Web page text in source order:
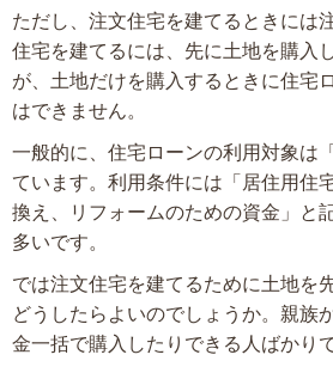
ただし、注文住宅を建てるときには
住宅を建てるには、先に土地を購入
が、土地だけを購入するときに住宅
はできません。
一般的に、住宅ローンの利用対象は
ています。利用条件には「居住用住
換え、リフォームのための資金」と
多いです。
では注文住宅を建てるために土地を
どうしたらよいのでしょうか。親族
金一括で購入したりできる人ばかり